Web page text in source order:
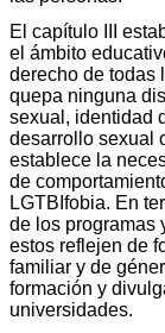
El capítulo III
el ámbito
derecho de todas
quepa ninguna
sexual, identidad
desarrollo sexual
establece la
de
LGTBIfobia. En
de los programas
estos reflejen de
familiar y de
formación y
universidades.